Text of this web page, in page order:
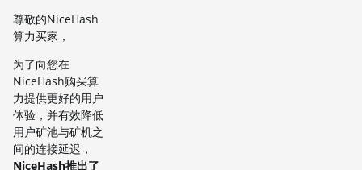
尊敬的NiceHash
算力买家，
为了向您在
NiceHash购买算
力提供更好的用户
体验，并有效降低
用户矿池与矿机之
间的连接延迟，
NiceHash推出了